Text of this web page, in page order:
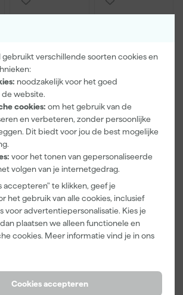
verschillende soorten cookies en
noodzakelijk voor het goed
website.
cookies: om het gebruik van de
en verbeteren, zonder persoonlijke
Dit biedt voor jou de best mogelijke
voor het tonen van gepersonaliseerde
volgen van je internetgedrag.
accepteren" te klikken, geef je
het gebruik van alle cookies, inclusief
voor advertentiepersonalisatie. Kies je
plaatsen we alleen functionele en
cookies. Meer informatie vind je in ons
Cookies accepteren
Farrow & Ball
F&B
Kleurenwaaie
Morgen
bezorgd
22,00
incl. BTW
Go!Paint Roll
And Go
Verfemmer -
8L + 5
Inzetemmers
Morgen
bezorgd
10,99
incl. BTW